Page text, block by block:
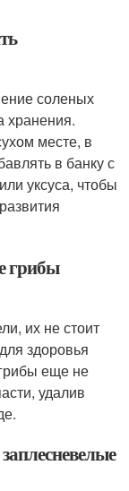
соленых
хранения.
месте, в
в банку с
уксуса, чтобы
грибы
их не стоит
здоровья
еще не
удалив